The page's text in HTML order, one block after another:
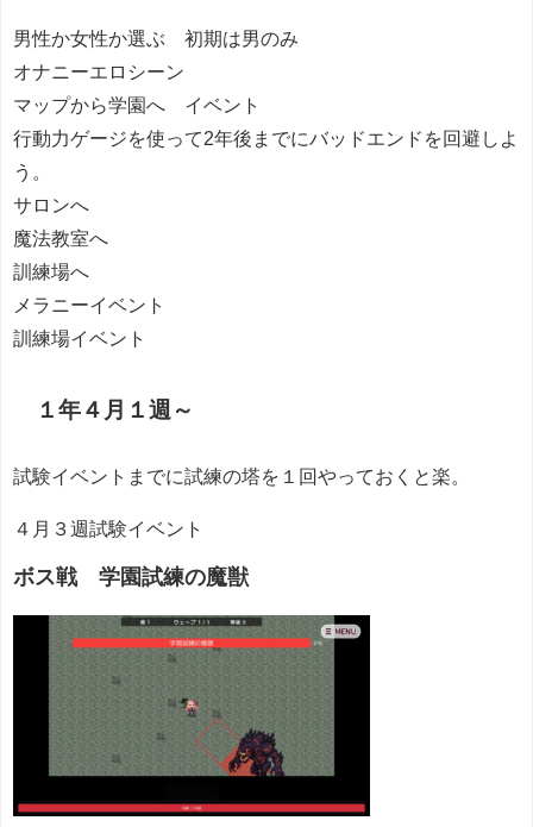
男性か女性か選ぶ 初期は男のみ
オナニーエロシーン
マップから学園へ イベント
行動力ゲージを使って2年後までにバッドエンドを回避しよ
う。
サロンへ
魔法教室へ
訓練場へ
メラニーイベント
訓練場イベント
１年４月１週～
試験イベントまでに試練の塔を１回やっておくと楽。
４月３週試験イベント
ボス戦 学園試練の魔獣